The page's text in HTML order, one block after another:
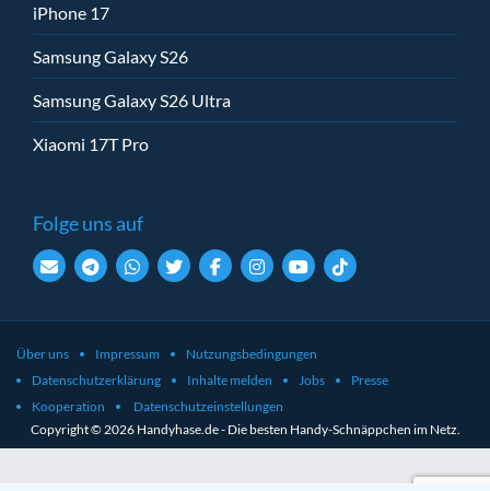
iPhone 17
Samsung Galaxy S26
Samsung Galaxy S26 Ultra
Xiaomi 17T Pro
Folge uns auf
Über uns Impressum
Nutzungsbedingungen
Datenschutzerklärung
Inhalte melden Jobs
Presse
Kooperation
Datenschutzeinstellungen
Copyright © 2026 Handyhase.de - Die besten Handy-Schnäppchen im Netz.